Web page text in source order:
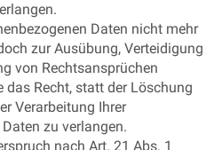
Daten nicht mehr
zur Ausübung, Verteidigung
von Rechtsansprüchen
das Recht, statt der Löschung
Verarbeitung Ihrer
zu verlangen.
nach Art. 21 Abs. 1